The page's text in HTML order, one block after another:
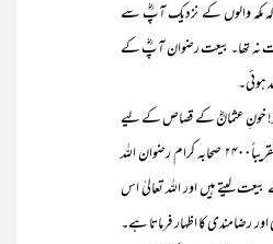
کہ مکہ والوں کے نزدیک آپؓ سے
نہ تھا۔ بیعت رضوان آپؓ کے
ہوئی۔
عثمانؓ کے قصاص کے لیے
نبی اکرمﷺ اپنے تقریباً۲۴۰۰ صحابہ کرام رضوان اللہ
لیتے ہیں اور اللہ تعالیٰ اس
رضامندی کا اظہار فرماتا ہے۔